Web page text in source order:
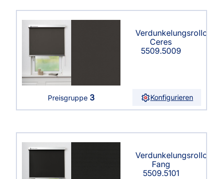
Verdunkelungsrollo
Ceres
5509.5009
Preisgruppe 3 Konfigurieren
Verdunkelungsrollo
Fang
5509.5101